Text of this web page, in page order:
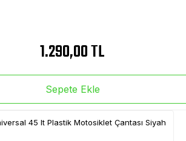
1.290,00 TL
Sepete Ekle